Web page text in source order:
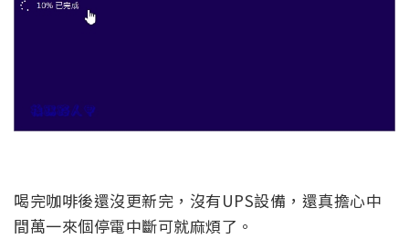
喝完咖啡後還沒更新完，沒有UPS設備，還真擔心中
間萬一來個停電中斷可就麻煩了。